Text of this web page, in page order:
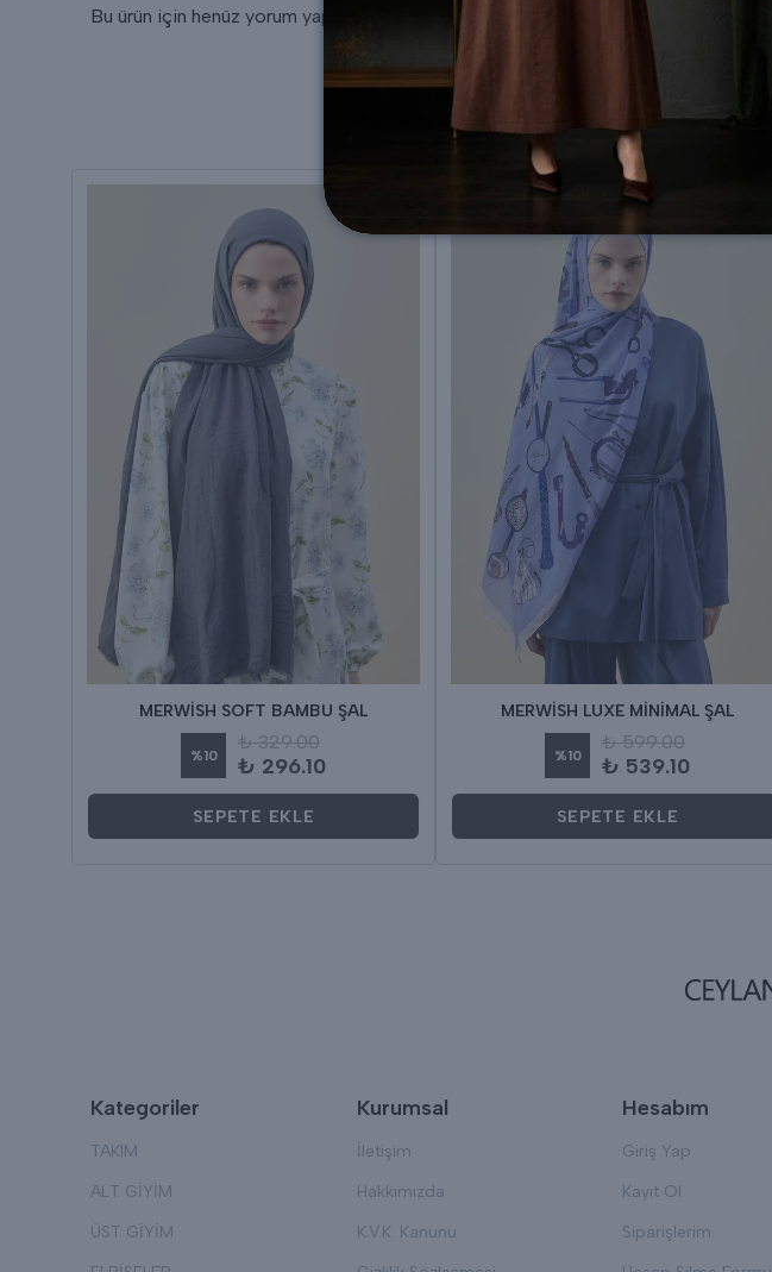
Bu ürün için henüz yorum yapılmamış.
MERWİSH SOFT BAMBU ŞAL
%10
₺ 329.00
₺ 296.10
SEPETE EKLE
MERWİSH LUXE MİNİMAL ŞAL
%10
₺ 599.00
₺ 539.10
SEPETE EKLE
Kategoriler
TAKIM
ALT GİYİM
ÜST GİYİM
Kurumsal
İletişim
Hakkımızda
K.V.K. Kanunu
Hesabım
Giriş Yap
Kayıt Ol
Siparişlerim